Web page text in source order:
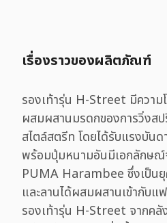
เรื่องราวของผลิตภัณฑ์
รองเท้ารุ่น H-Street มีความ
ผสมผสานมรดกของการวิ่งสป
สไตล์สตรีท โดยได้รับแรงบันด
พร้อมปุ่มหนามอันมีเอกลักษณ์
PUMA Harambee ซึ่งเป็น
และลานได้ผสมผสานเข้ากับแ
รองเท้ารุ่น H-Street จากค